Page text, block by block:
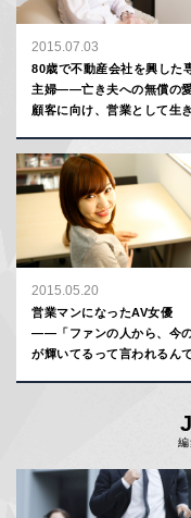
2015.07.03
80歳で不動産会社を興した
主婦――亡き夫への無償の
顧客に向け、営業として生
2015.05.20
営業マンになったAV女優
――「ファンの人から、今
が輝いてるって言われるん